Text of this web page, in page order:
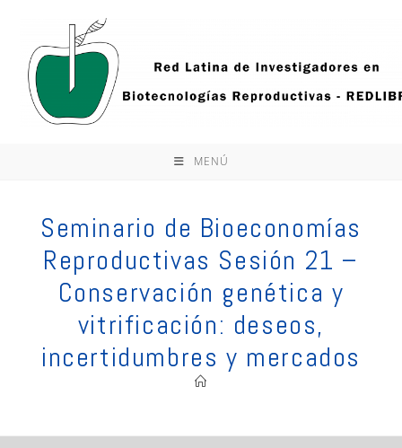
contenido
MENÚ
Seminario de Bioeconomías
Reproductivas Sesión 21 –
Conservación genética y
vitrificación: deseos,
incertidumbres y mercados